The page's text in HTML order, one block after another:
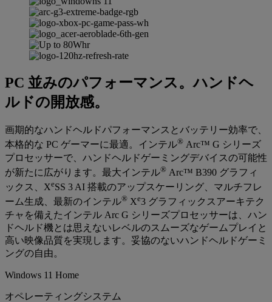
PC 並みのパフォーマンス。ハンドヘ
ルドの開放感。
画期的なハンドヘルドパフォーマンスとバッテリー効率で、
本格的な PC ゲーマーに最適。インテル® Arc™ G シリーズ
プロセッサーで、ハンドヘルドゲーミングデバイスの可能性
が新たに広がります。最大インテル® Arc™ B390 グラフィ
ックス、XeSS 3 AI 搭載のアップスケーリング、マルチフレ
ーム生成、最新のインテル® Xe3 グラフィックスアーキテク
チャを備えたインテル Arc G シリーズプロセッサーは、ハン
ドヘルド機とは思えないレベルのスムーズなゲームプレイと
高い映像品質を実現します。妥協のないハンドヘルドゲーミ
ングの自由。
Windows 11 Home
オペレーティングシステム